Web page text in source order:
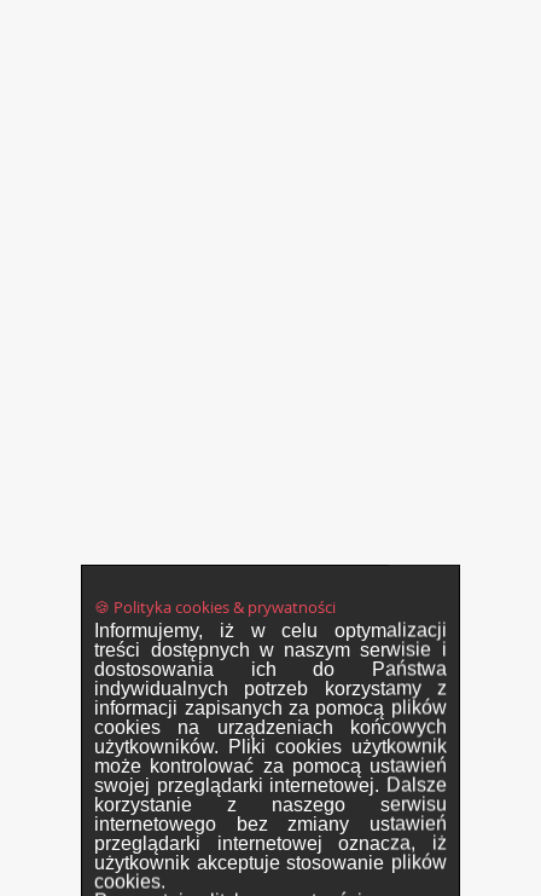
🍪 Polityka cookies & prywatności
Informujemy, iż w celu optymalizacji
treści dostępnych w naszym serwisie i
dostosowania ich do Państwa
indywidualnych potrzeb korzystamy z
informacji zapisanych za pomocą plików
cookies na urządzeniach końcowych
użytkowników. Pliki cookies użytkownik
może kontrolować za pomocą ustawień
swojej przeglądarki internetowej. Dalsze
korzystanie z naszego serwisu
internetowego bez zmiany ustawień
przeglądarki internetowej oznacza, iż
użytkownik akceptuje stosowanie plików
cookies.